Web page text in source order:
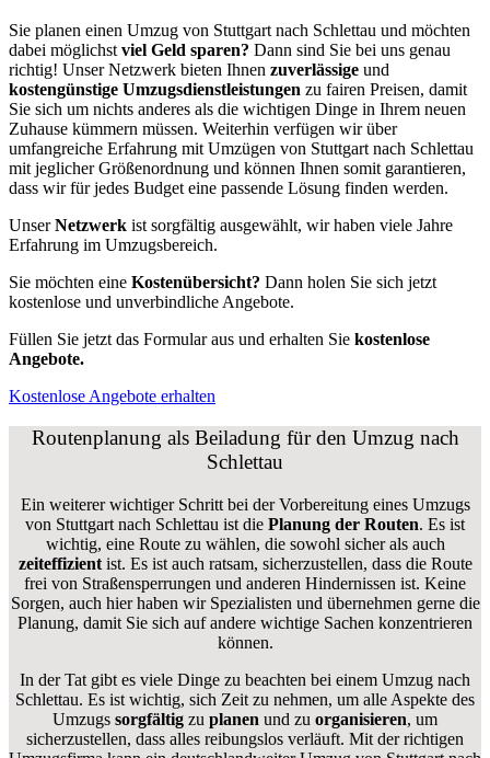
Sie planen einen Umzug von Stuttgart nach Schlettau und möchten
dabei möglichst viel Geld sparen? Dann sind Sie bei uns genau
richtig! Unser Netzwerk bieten Ihnen zuverlässige und
kostengünstige Umzugsdienstleistungen zu fairen Preisen, damit
Sie sich um nichts anderes als die wichtigen Dinge in Ihrem neuen
Zuhause kümmern müssen. Weiterhin verfügen wir über
umfangreiche Erfahrung mit Umzügen von Stuttgart nach Schlettau
mit jeglicher Größenordnung und können Ihnen somit garantieren,
dass wir für jedes Budget eine passende Lösung finden werden.
UnserNetzwerk ist sorgfältig ausgewählt, wir haben viele Jahre
Erfahrung im Umzugsbereich.
Sie möchten eine Kostenübersicht? Dann holen Sie sich jetzt
kostenlose und unverbindliche Angebote.
Füllen Sie jetzt das Formular aus und erhalten Sie kostenlose
Angebote.
Kostenlose Angebote erhalten
Routenplanung als Beiladung für den Umzug nach
Schlettau
Ein weiterer wichtiger Schritt bei der Vorbereitung eines Umzugs
von Stuttgart nach Schlettau ist die Planung der Routen. Es ist
wichtig, eine Route zu wählen, die sowohl sicher als auch
zeiteffizientist. Es ist auch ratsam, sicherzustellen, dass die Route
frei von Straßensperrungen und anderen Hindernissen ist. Keine
Sorgen, auch hier haben wir Spezialisten und übernehmen gerne die
Planung, damit Sie sich auf andere wichtige Sachen konzentrieren
können.
In der Tat gibt es viele Dinge zu beachten bei einem Umzug nach
Schlettau. Es ist wichtig, sich Zeit zu nehmen, um alle Aspekte des
Umzugs sorgfältig zu planen und zu organisieren, um
sicherzustellen, dass alles reibungslos verläuft. Mit der richtigen